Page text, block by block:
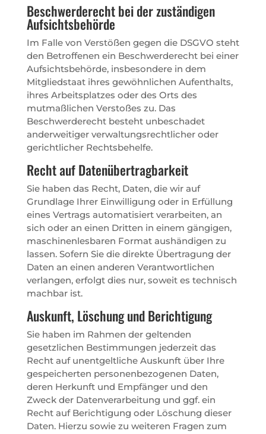
Beschwerde­recht bei der zuständigen
Aufsichts­behörde
Im Falle von Verstößen gegen die DSGVO steht
den Betroffenen ein Beschwerderecht bei einer
Aufsichtsbehörde, insbesondere in dem
Mitgliedstaat ihres gewöhnlichen Aufenthalts,
ihres Arbeitsplatzes oder des Orts des
mutmaßlichen Verstoßes zu. Das
Beschwerderecht besteht unbeschadet
anderweitiger verwaltungsrechtlicher oder
gerichtlicher Rechtsbehelfe.
Recht auf Daten­übertrag­barkeit
Sie haben das Recht, Daten, die wir auf
Grundlage Ihrer Einwilligung oder in Erfüllung
eines Vertrags automatisiert verarbeiten, an
sich oder an einen Dritten in einem gängigen,
maschinenlesbaren Format aushändigen zu
lassen. Sofern Sie die direkte Übertragung der
Daten an einen anderen Verantwortlichen
verlangen, erfolgt dies nur, soweit es technisch
machbar ist.
Auskunft, Löschung und Berichtigung
Sie haben im Rahmen der geltenden
gesetzlichen Bestimmungen jederzeit das
Recht auf unentgeltliche Auskunft über Ihre
gespeicherten personenbezogenen Daten,
deren Herkunft und Empfänger und den
Zweck der Datenverarbeitung und ggf. ein
Recht auf Berichtigung oder Löschung dieser
Daten. Hierzu sowie zu weiteren Fragen zum